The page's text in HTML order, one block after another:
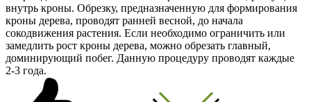
внутрь кроны. Обрезку, предназначенную для формирования
кроны дерева, проводят ранней весной, до начала
сокодвижения растения. Если необходимо ограничить или
замедлить рост кроны дерева, можно обрезать главный,
доминирующий побег. Данную процедуру проводят каждые
2-3 года.